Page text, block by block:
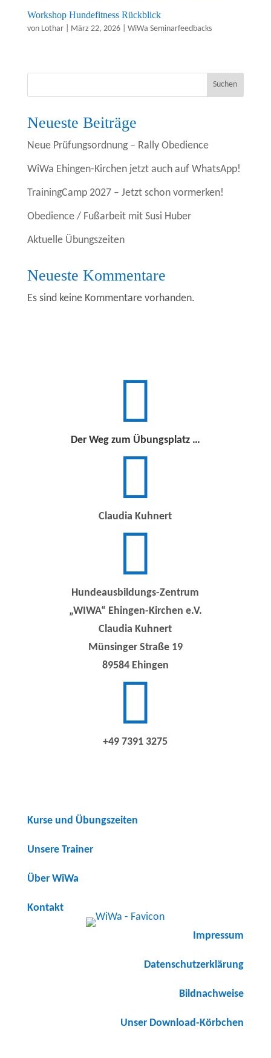
Workshop Hundefitness Rückblick
von Lothar| März 22, 2026| WiWa Seminarfeedbacks
Suchen
Neueste Beiträge
Neue Prüfungsordnung – Rally Obedience
WiWa Ehingen-Kirchen jetzt auch auf WhatsApp!
TrainingCamp 2027 – Jetzt schon vormerken!
Obedience / Fußarbeit mit Susi Huber
Aktuelle Übungszeiten
Neueste Kommentare
Es sind keine Kommentare vorhanden.

Der Weg zum Übungsplatz …

Claudia Kuhnert

Hundeausbildungs-Zentrum
„WIWA“ Ehingen-Kirchen e.V.
Claudia Kuhnert
Münsinger Straße 19
89584 Ehingen

+49 7391 3275
Kurse und Übungszeiten
Unsere Trainer
Über WiWa
Kontakt
Impressum
Datenschutzerklärung
Bildnachweise
Unser Download-Körbchen